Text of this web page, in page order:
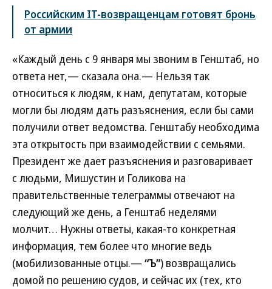
Российским IT-возвращенцам готовят бронь
от армии
«Каждый день с 9 января мы звоним в Генштаб, но
ответа нет,— сказала она.— Нельзя так
относиться к людям, к нам, депутатам, которые
могли бы людям дать разъяснения, если бы сами
получили ответ ведомства. Генштабу необходима
эта открытость при взаимодействии с семьями.
Президент же дает разъяснения и разговаривает
с людьми, Мишустин и Голикова на
правительственные телеграммы отвечают на
следующий же день, а Генштаб неделями
молчит… Нужны ответы, какая-то конкретная
информация, тем более что многие ведь
(мобилизованные отцы.— “Ъ”) возвращались
домой по решению судов, и сейчас их (тех, кто